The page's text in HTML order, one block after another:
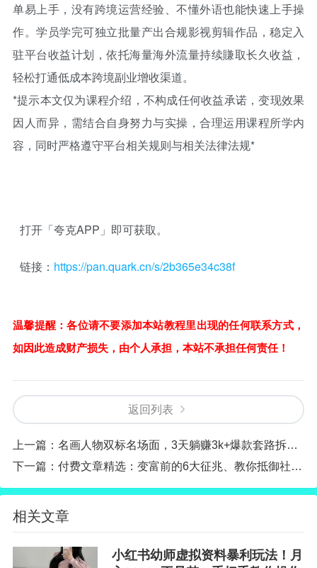
单易上手，没有跨境运营经验、不懂外语也能快速上手操
作。学员学完可独立批量产出合规影视剪辑作品，稳定入
驻平台收益计划，依托海量海外流量持续賺取长久收益，
轻松打通低成本跨境副业增收渠道。
*提示本文仅为课程介绍，不构成任何收益承诺，变现效果
因人而异，需结合自身努力与实操，合理运用课程所学内
容，同时严格遵守平台相关规则与相关法律法规*
打开「夸克APP」即可获取。
链接： https://pan.quark.cn/s/2b365e34c38f
温馨提醒：各位请不要添加本站教程里出现的任何联系方式，
如因此造成财产损失，由个人承担，本站不承担任何责任！
返回列表
上一篇： 名画人物双标名场面，3天躺赚3k+爆款套路拆解，小白也能轻松上手
下一篇： 付费文章精选：变富前的6大征兆、教你抵御社会诱惑的实用方法
相关文章
小红书幼师虚拟资料暴利玩法！月